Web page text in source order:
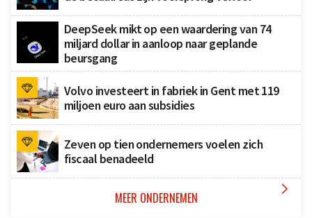
DeepSeek mikt op een waardering van 74
miljard dollar in aanloop naar geplande
beursgang
Volvo investeert in fabriek in Gent met 119
miljoen euro aan subsidies
Zeven op tien ondernemers voelen zich
fiscaal benadeeld
MEER ONDERNEMEN 